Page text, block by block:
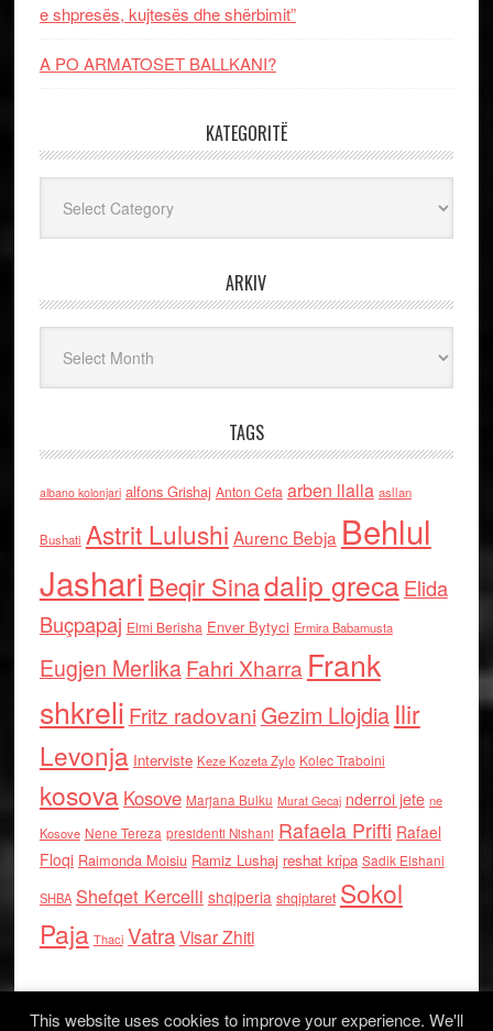
e shpresës, kujtesës dhe shërbimit”
A PO ARMATOSET BALLKANI?
KATEGORITË
ARKIV
TAGS
albano kolonjari alfons Grishaj Anton Cefa arben llalla asllan
Bushati Astrit Lulushi Aurenc Bebja Behlul
Jashari Beqir Sinadalip grecaElida
Buçpapaj Elmi Berisha Enver Bytyci Ermira Babamusta
Eugjen MerlikaFahri Xharra Frank
shkreli Fritz radovaniGezim Llojdia Ilir
Levonja Interviste Keze Kozeta Zylo Kolec Traboini
kosova Kosove Marjana Bulku Murat Gecaj nderroi jete ne
Kosove Nene Tereza presidenti Nishani Rafaela Prifti Rafael
Floqi Raimonda Moisiu Ramiz Lushaj reshat kripa Sadik Elshani
SHBA Shefqet Kercelli shqiperia shqiptaret Sokol
Paja Thaci VatraVisar Zhiti
This website uses cookies to improve your experience. We'll